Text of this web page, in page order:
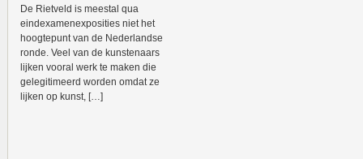
De Rietveld is meestal qua
eindexamenexposities niet het
hoogtepunt van de Nederlandse
ronde. Veel van de kunstenaars
lijken vooral werk te maken die
gelegitimeerd worden omdat ze
lijken op kunst, […]